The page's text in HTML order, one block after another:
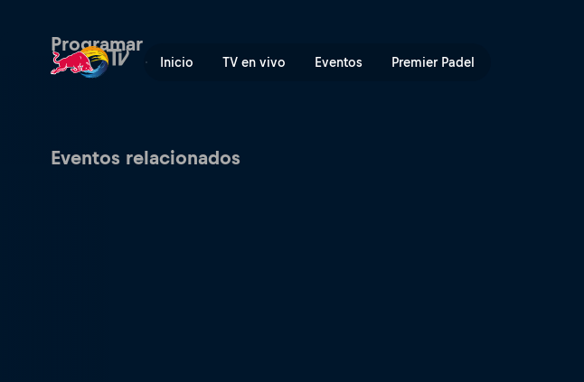
Inicio TV en vivo Eventos Premier Padel
Programar
Eventos relacionados